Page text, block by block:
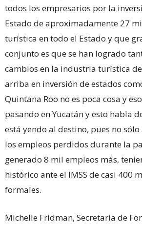
todos los empresarios por la
Estado de aproximadamente 27
turística en todo el Estado y que
conjunto es que se han logrado
cambios en la industria turística
arriba en inversión de estados
Quintana Roo no es poca cosa y
pasando en Yucatán y esto habla
está yendo al destino, pues no
los empleos perdidos durante la
generado 8 mil empleos más,
histórico ante el IMSS de casi 400
formales.
Michelle Fridman, Secretaria de